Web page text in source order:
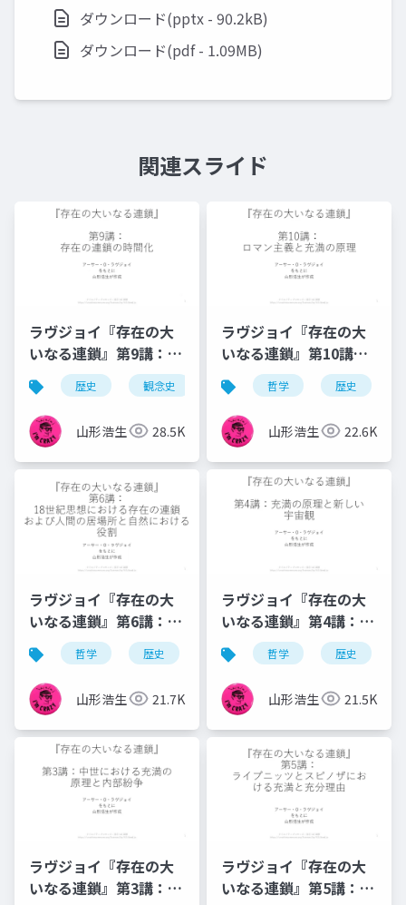
ダウンロード(pptx - 90.2kB)
ダウンロード(pdf - 1.09MB)
関連スライド
ラヴジョイ『存在の大
いなる連鎖』第9講：存
在の連鎖の時間化
歴史 観念史 哲学 充満の原理
山形浩生 28.5K
ラヴジョイ『存在の大
いなる連鎖』第10講：
ロマン主義と充満の原
理
哲学 歴史
山形浩生 22.6K
ラヴジョイ『存在の大
いなる連鎖』第6講：18
世紀の人間の立ち位置
哲学 歴史 観念史 充満の原理
山形浩生 21.7K
ラヴジョイ『存在の大
いなる連鎖』第4講：充
満の原理と新しい宇宙
観——地動説の受容と
「この世性」の復活
哲学 歴史
山形浩生 21.5K
ラヴジョイ『存在の大
いなる連鎖』第3講：中
ラヴジョイ『存在の大
いなる連鎖』第5講：ラ